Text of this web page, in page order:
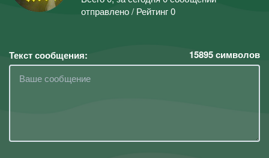
отправлено / Рейтинг 0
Текст сообщения: 15895символов